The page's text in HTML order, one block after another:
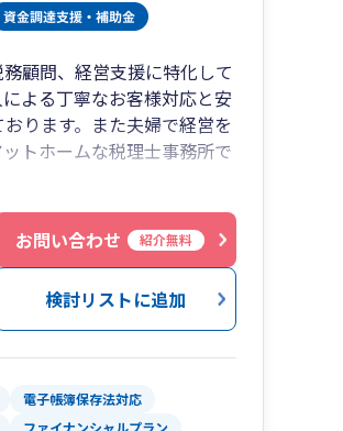
顧問、経営支援に特化して
よる丁寧なお客様対応と安
ります。また夫婦で経営を
トホームな税理士事務所で
お問い合わせ 紹介無料
検討リストに追加
電子帳簿保存法対応